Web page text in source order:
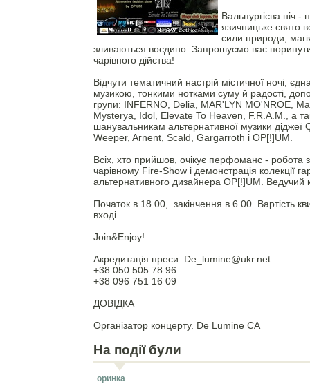
Вальпургієва ніч
язичницьке свято
сили природи,
зливаються воєдино. Запрошуємо вас
чарівного дійства!
Відчути тематичний настрій містичної ночі,
музикою, тонкими нотками суму й радості,
групи: ІNFERNO, Delіa, MAR'LYN MO'NROE,
Mysterya, Іdol, Elevate To Heaven, F.R.A.M., а
шанувальникам альтернативної музики діджеї
Weeper, Arnent, Scald, Gargarroth і OP[!]UM.
Всіх, хто прийшов, очікує перфоманс - робота
чарівному Fіre-Show і демонстрація колекції
альтернативного дизайнера OP[!]UM. Ведучий
Початок в 18.00, закінчення в 6.00. Вартість
вході.
Joіn&Enjoy!
Акредитація преси: De_lumіne@ukr.net
+38 050 505 78 96
+38 096 751 16 09
ДОВІДКА
Організатор концерту. De Lumіne CA
На події були
оринка